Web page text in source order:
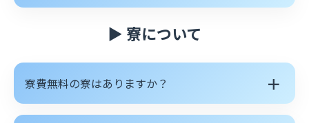
▶ 寮について
寮費無料の寮はありますか？ ＋